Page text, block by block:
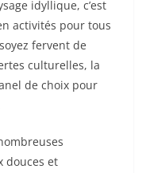
idyllique, c’est
activités pour tous
fervent de
culturelles, la
de choix pour
douces et